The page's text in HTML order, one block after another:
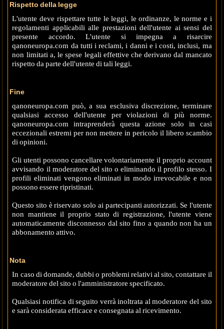
Rispetto della legge
L'utente deve rispettare tutte le leggi, le ordinanze, le norme e i
regolamenti applicabili alle prestazioni dell'utente ai sensi del
presente accordo. L'utente si impegna a risarcire
qanoneuropa.com da tutti i reclami, i danni e i costi, inclusi, ma
non limitati a, le spese legali effettive che derivano dal mancato
rispetto da parte dell'utente di tali leggi.
Fine
qanoneuropa.com può, a sua esclusiva discrezione, terminare
qualsiasi accesso dell'utente per violazioni di più norme.
qanoneuropa.com intraprenderà questa azione solo in casi
eccezionali estremi per non mettere in pericolo il libero scambio
di opinioni.
Gli utenti possono cancellare volontariamente il proprio account
avvisando il moderatore del sito o eliminando il profilo stesso. I
profili eliminati vengono eliminati in modo irrevocabile e non
possono essere ripristinati.
Questo sito è riservato solo ai partecipanti autorizzati. Se l'utente
non mantiene il proprio stato di registrazione, l'utente viene
automaticamente disconnesso dal sito fino a quando non ha un
abbonamento attivo.
Nota
In caso di domande, dubbi o problemi relativi al sito, contattare il
moderatore del sito o l'amministratore specificato.
Qualsiasi notifica di seguito verrà inoltrata al moderatore del sito
e sarà considerata efficace e consegnata al ricevimento.